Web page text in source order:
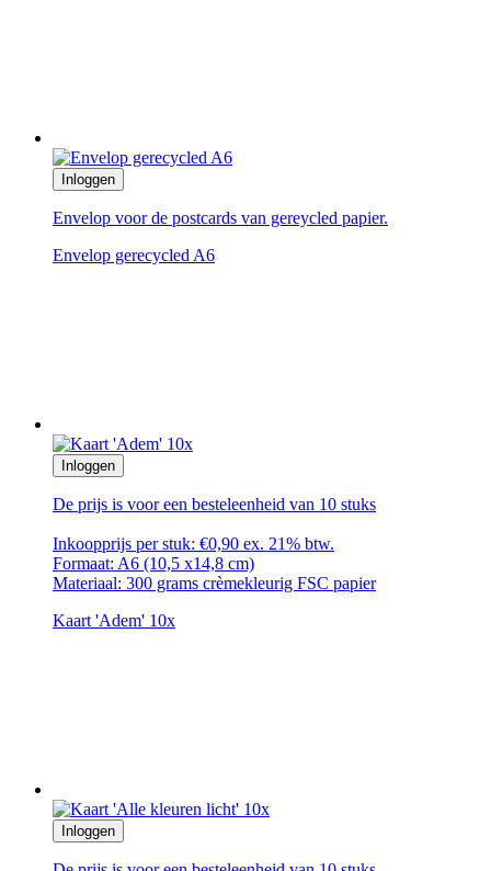
Inloggen
Envelop voor de postcards van gereycled papier.
Envelop gerecycled A6
Inloggen
De prijs is voor een besteleenheid van 10 stuks
Inkoopprijs per stuk: €0,90 ex. 21% btw.
Formaat: A6 (10,5 x14,8 cm)
Materiaal: 300 grams crèmekleurig FSC papier
Kaart 'Adem' 10x
Inloggen